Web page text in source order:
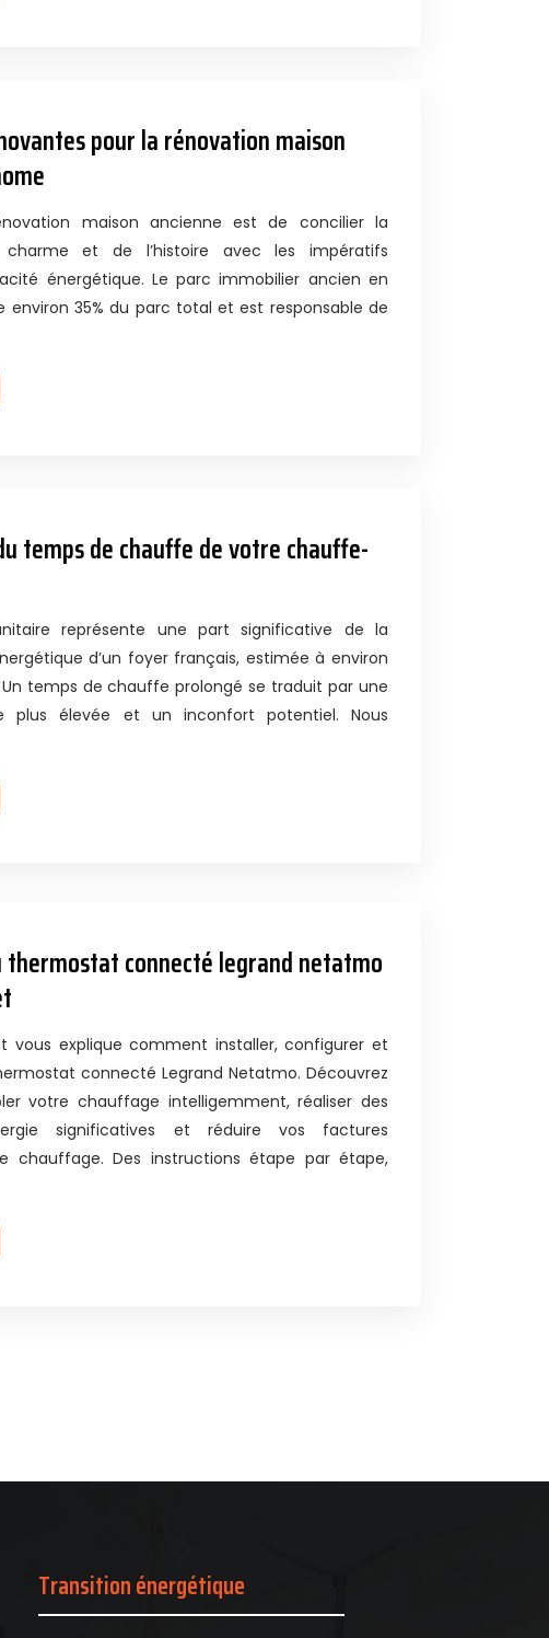
pour la rénovation maison
maison ancienne est de concilier la
charme et de l’histoire avec les impératifs
énergétique. Le parc immobilier ancien en
environ 35% du parc total et est responsable de
temps de chauffe de votre chauffe-
représente une part significative de la
d’un foyer français, estimée à environ
Un temps de chauffe prolongé se traduit par une
plus élevée et un inconfort potentiel. Nous
connecté legrand netatmo
vous explique comment installer, configurer et
connecté Legrand Netatmo. Découvrez
votre chauffage intelligemment, réaliser des
significatives et réduire vos factures
chauffage. Des instructions étape par étape,
Transition énergétique